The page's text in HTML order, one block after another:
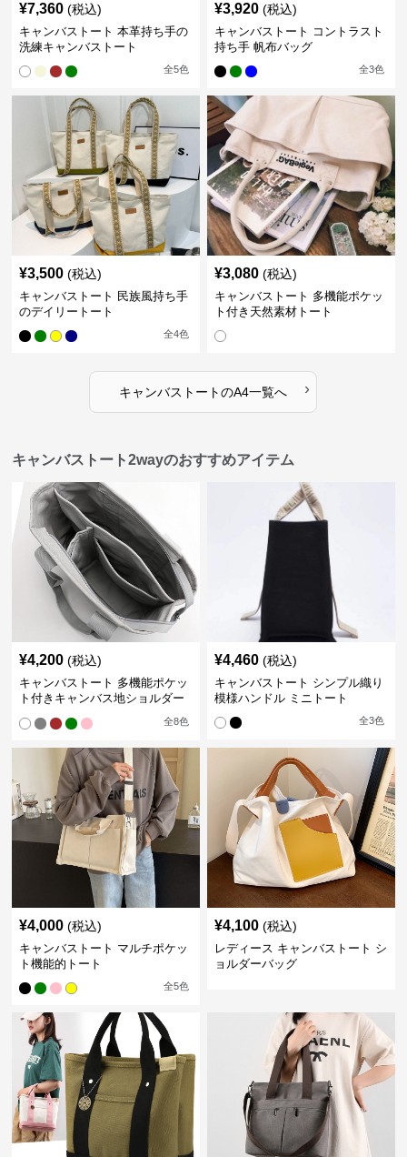
¥7,360 (税込)
キャンバストート 本革持ち手の
洗練キャンバストート
全5色
¥3,920 (税込)
キャンバストート コントラスト
持ち手 帆布バッグ
全3色
¥3,500 (税込)
キャンバストート 民族風持ち手
のデイリートート
全4色
¥3,080 (税込)
キャンバストート 多機能ポケッ
ト付き天然素材トート
キャンバストートのA4一覧へ ›
キャンバストート2wayのおすすめアイテム
¥4,200 (税込)
キャンバストート 多機能ポケッ
ト付きキャンバス地ショルダー
全8色
¥4,460 (税込)
キャンバストート シンプル織り
模様ハンドル ミニトート
全3色
¥4,000 (税込)
キャンバストート マルチポケッ
ト機能的トート
全5色
¥4,100 (税込)
レディース キャンバストート シ
ョルダーバッグ